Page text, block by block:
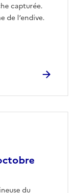
capturée.
de l’endive.
du